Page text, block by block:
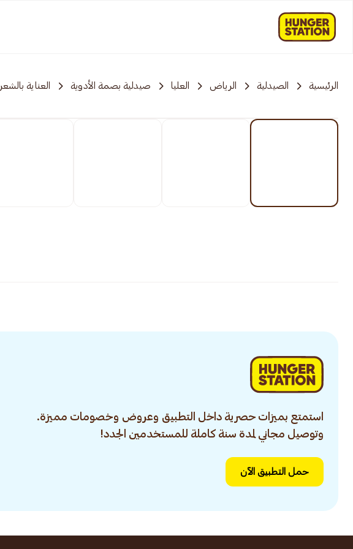
الرئيسية الصيدلية الرياض العليا صيدلية بصمة الأدوية العناية بالشعر
استمتع بميزات حصرية داخل التطبيق وعروض وخصومات مميزة.
وتوصيل مجاني لمدة سنة كاملة للمستخدمين الجدد!
حمل التطبيق الآن